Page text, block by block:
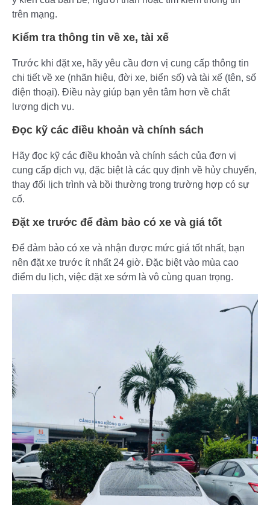
trên mạng.
Kiểm tra thông tin về xe, tài xế
Trước khi đặt xe, hãy yêu cầu đơn vị cung cấp thông tin
chi tiết về xe (nhãn hiệu, đời xe, biển số) và tài xế (tên, số
điện thoại). Điều này giúp bạn yên tâm hơn về chất
lượng dịch vụ.
Đọc kỹ các điều khoản và chính sách
Hãy đọc kỹ các điều khoản và chính sách của đơn vị
cung cấp dịch vụ, đặc biệt là các quy định về hủy chuyến,
thay đổi lịch trình và bồi thường trong trường hợp có sự
cố.
Đặt xe trước để đảm bảo có xe và giá tốt
Để đảm bảo có xe và nhận được mức giá tốt nhất, bạn
nên đặt xe trước ít nhất 24 giờ. Đặc biệt vào mùa cao
điểm du lịch, việc đặt xe sớm là vô cùng quan trọng.